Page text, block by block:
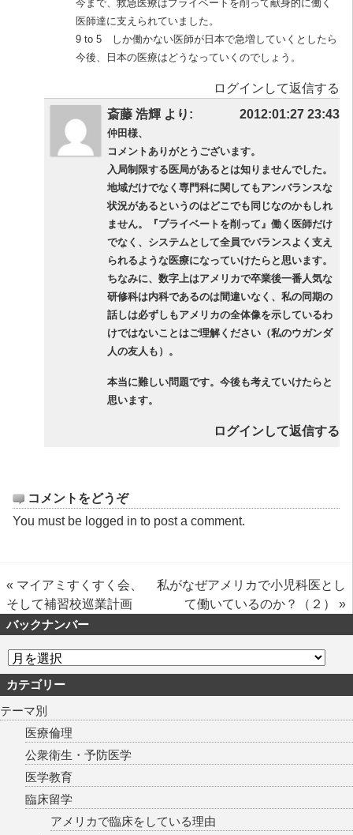
今まで、救急医療はプライベートを削って献身的に働く
医師達に支えられていました。
9 to 5 しか働かない医師が日本で急増していくとしたら
今後、日本の医療はどうなっていくのでしょう。
ログインして返信する
斎藤 浩輝 より:
2012:01:27 23:43
仲田様、
コメントありがとうございます。
入局制限する医局があるとは知りませんでした。
地域だけでなく専門科に関してもアンバランスな
状況があるというのはどこでも同じなのかもしれ
ません。『プライベートを削って』働く医師だけ
でなく、システムとして全員でバランスよく支え
られるような医療になっていけたらと思います。
ちなみに、数字上はアメリカで卒業後一番人気な
研修科は内科であるのは間違いなく、私の同期の
話しは必ずしもアメリカの全体像を示しているわ
けではないことはご理解ください（私のウガンダ
人の友人も）。
本当に難しい問題です。今後も考えていけたらと
思います。
ログインして返信する
コメントをどうぞ
You must be logged in to post a comment.
« マイアミすくすく会、
そして補習校巡業計画
私がなぜアメリカで小児科医とし
て働いているのか？（２）
»
バックナンバー
カテゴリー
テーマ別
医療倫理
公衆衛生・予防医学
医学教育
臨床留学
アメリカで臨床をしている理由